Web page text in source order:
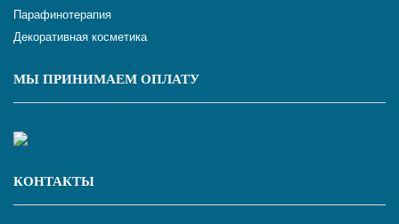
Парафинотерапия
Декоративная косметика
МЫ ПРИНИМАЕМ ОПЛАТУ
КОНТАКТЫ